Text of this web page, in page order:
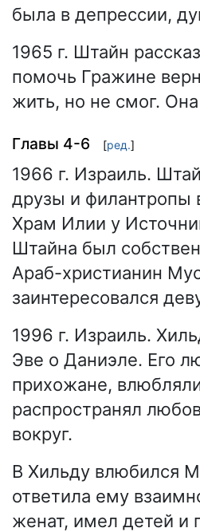
была в депрессии,
1965 г. Штайн
помочь Гражине
жить, но не смог.
Главы 4-6 [ред.]
1966 г. Израиль.
друзы и филантропы
Храм Илии у
Штайна был
Араб-христианин
заинтересовался
1996 г. Израиль.
Эве о Даниэле. Его
прихожане,
распространял
вокруг.
В Хильду влюбился
ответила ему
женат, имел детей и